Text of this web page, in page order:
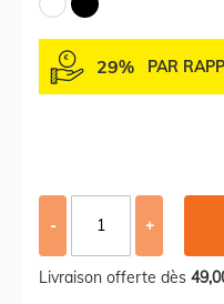
29% PAR
- +
Livraison offerte dès